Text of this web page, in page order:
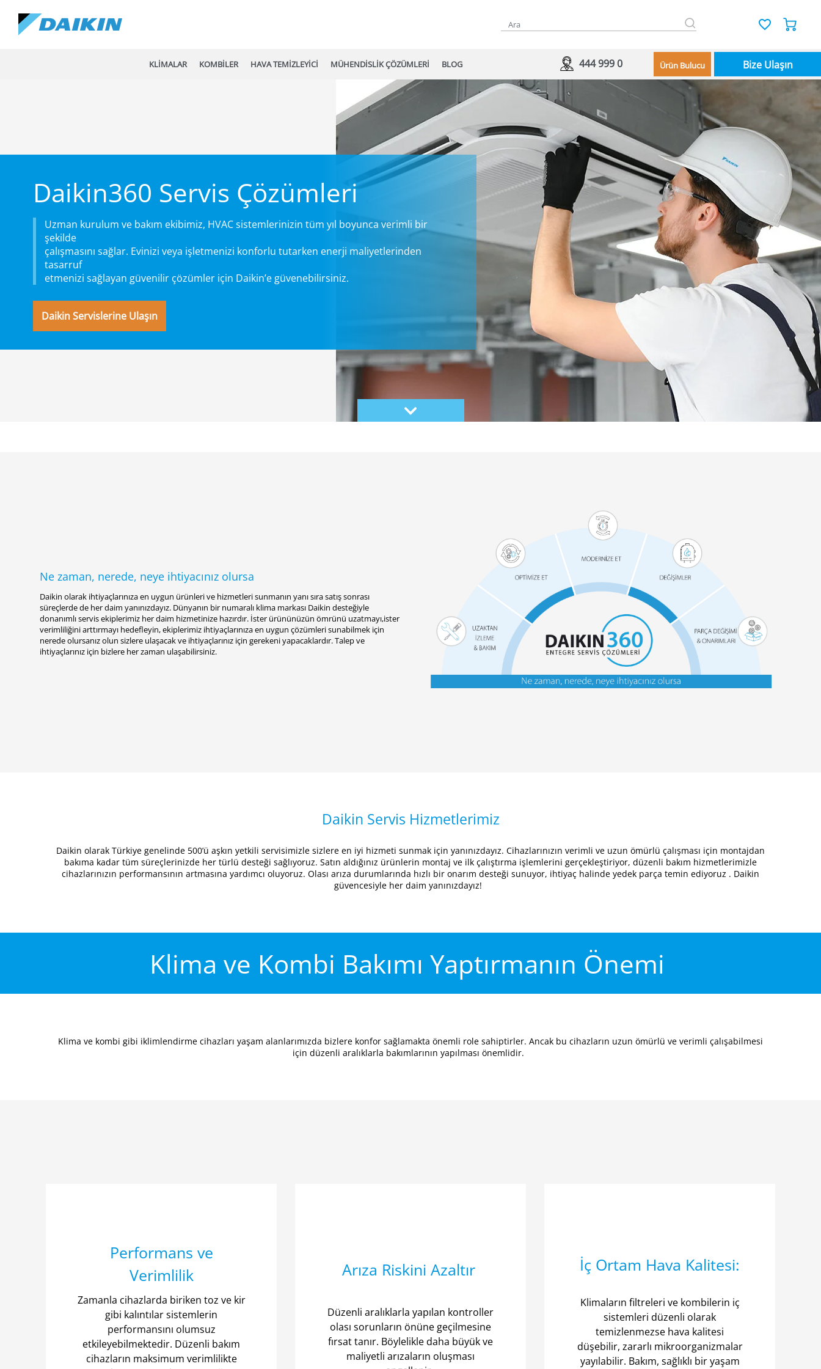
KLİMALAR KOMBİLER HAVA TEMİZLEYİCİ MÜHENDİSLİK ÇÖZÜMLERİ Ürün Bulucu
BLOG Bize Ulaşın
444 999 0
Daikin360 Servis Çözümleri
Uzman kurulum ve bakım ekibimiz, HVAC sistemlerinizin tüm yıl boyunca verimli bir
şekilde
çalışmasını sağlar. Evinizi veya işletmenizi konforlu tutarken enerji maliyetlerinden
tasarruf
etmenizi sağlayan güvenilir çözümler için Daikin’e güvenebilirsiniz.
Daikin Servislerine Ulaşın
Ne zaman, nerede, neye ihtiyacınız olursa
Daikin olarak ihtiyaçlarınıza en uygun ürünleri ve hizmetleri sunmanın yanı sıra satış sonrası
süreçlerde de her daim yanınızdayız. Dünyanın bir numaralı klima markası Daikin desteğiyle
donanımlı servis ekiplerimiz her daim hizmetinize hazırdır. İster ürününüzün ömrünü uzatmayı,ister
verimliliğini arttırmayı hedefleyin, ekiplerimiz ihtiyaçlarınıza en uygun çözümleri sunabilmek için
nerede olursanız olun sizlere ulaşacak ve ihtiyaçlarınız için gerekeni yapacaklardır. Talep ve
ihtiyaçlarınız için bizlere her zaman ulaşabilirsiniz.
Daikin Servis Hizmetlerimiz
Daikin olarak Türkiye genelinde 500’ü aşkın yetkili servisimizle sizlere en iyi hizmeti sunmak için yanınızdayız. Cihazlarınızın verimli ve uzun ömürlü çalışması için montajdan
bakıma kadar tüm süreçlerinizde her türlü desteği sağlıyoruz. Satın aldığınız ürünlerin montaj ve ilk çalıştırma işlemlerini gerçekleştiriyor, düzenli bakım hizmetlerimizle
cihazlarınızın performansının artmasına yardımcı oluyoruz. Olası arıza durumlarında hızlı bir onarım desteği sunuyor, ihtiyaç halinde yedek parça temin ediyoruz . Daikin
güvencesiyle her daim yanınızdayız!
Klima ve Kombi Bakımı Yaptırmanın Önemi
Klima ve kombi gibi iklimlendirme cihazları yaşam alanlarımızda bizlere konfor sağlamakta önemli role sahiptirler. Ancak bu cihazların uzun ömürlü ve verimli çalışabilmesi
için düzenli aralıklarla bakımlarının yapılması önemlidir.
Performans ve
Verimlilik
Zamanla cihazlarda biriken toz ve kir
gibi kalıntılar sistemlerin
performansını olumsuz
etkileyebilmektedir. Düzenli bakım
cihazların maksimum verimlilikte
Arıza Riskini Azaltır
Düzenli aralıklarla yapılan kontroller
olası sorunların önüne geçilmesine
fırsat tanır. Böylelikle daha büyük ve
maliyetli arızaların oluşması
İç Ortam Hava Kalitesi:
Klimaların filtreleri ve kombilerin iç
sistemleri düzenli olarak
temizlenmezse hava kalitesi
düşebilir, zararlı mikroorganizmalar
yayılabilir. Bakım, sağlıklı bir yaşam